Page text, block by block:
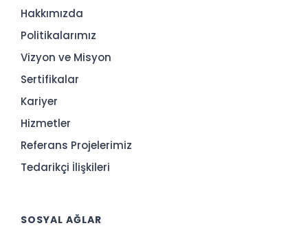
Hakkımızda
Politikalarımız
Vizyon ve Misyon
Sertifikalar
Kariyer
Hizmetler
Referans Projelerimiz
Tedarikçi İlişkileri
SOSYAL AĞLAR